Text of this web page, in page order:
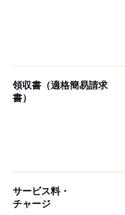
領収書（適格簡易請求
書）
サービス料・
チャージ